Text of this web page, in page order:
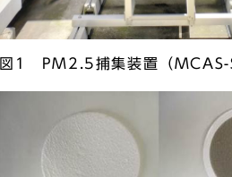
図1 PM2.5捕集装置（MCAS-